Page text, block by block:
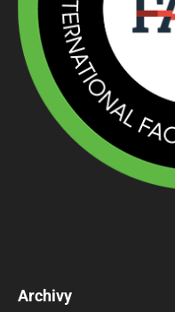
Archivy